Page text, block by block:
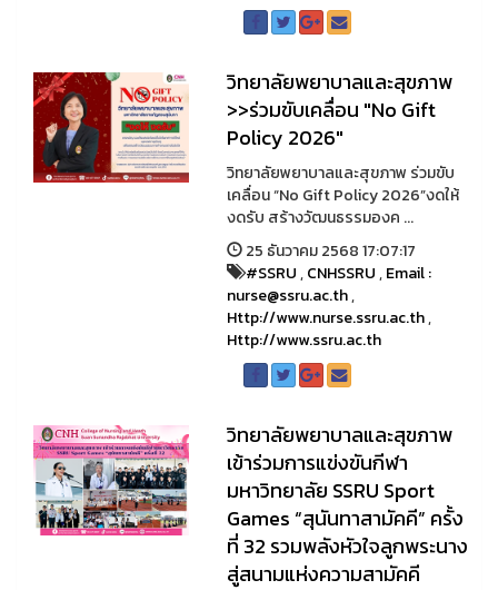
วิทยาลัยพยาบาลและสุขภาพ
>>ร่วมขับเคลื่อน "No Gift
Policy 2026"
วิทยาลัยพยาบาลและสุขภาพ ร่วมขับ
เคลื่อน “No Gift Policy 2026”งดให้
งดรับ สร้างวัฒนธรรมองค ...
25 ธันวาคม 2568 17:07:17
#SSRU,CNHSSRU,Email :
nurse@ssru.ac.th,
Http://www.nurse.ssru.ac.th,
Http://www.ssru.ac.th
วิทยาลัยพยาบาลและสุขภาพ
เข้าร่วมการแข่งขันกีฬา
มหาวิทยาลัย SSRU Sport
Games “สุนันทาสามัคคี” ครั้ง
ที่ 32 รวมพลังหัวใจลูกพระนาง
สู่สนามแห่งความสามัคคี